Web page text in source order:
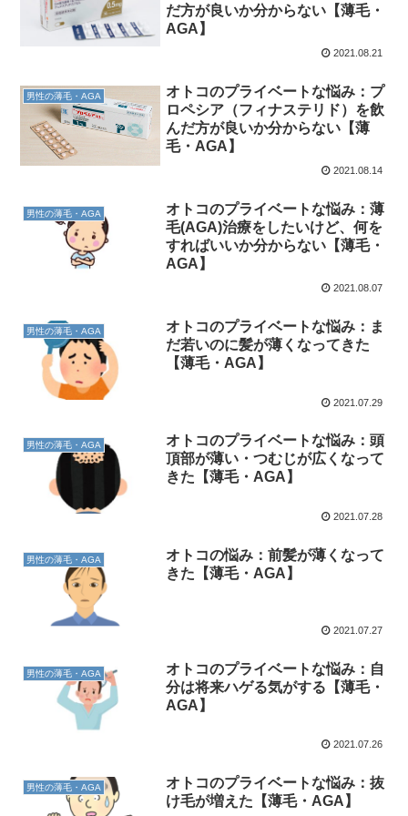
だ方が良いか分からない【薄毛・
AGA】
2021.08.21
男性の薄毛・AGA
オトコのプライベートな悩み：プ
ロペシア（フィナステリド）を飲
んだ方が良いか分からない【薄
毛・AGA】
2021.08.14
男性の薄毛・AGA
オトコのプライベートな悩み：薄
毛(AGA)治療をしたいけど、何を
すればいいか分からない【薄毛・
AGA】
2021.08.07
男性の薄毛・AGA
オトコのプライベートな悩み：ま
だ若いのに髪が薄くなってきた
【薄毛・AGA】
2021.07.29
男性の薄毛・AGA
オトコのプライベートな悩み：頭
頂部が薄い・つむじが広くなって
きた【薄毛・AGA】
2021.07.28
男性の薄毛・AGA
オトコの悩み：前髪が薄くなって
きた【薄毛・AGA】
2021.07.27
男性の薄毛・AGA
オトコのプライベートな悩み：自
分は将来ハゲる気がする【薄毛・
AGA】
2021.07.26
男性の薄毛・AGA
オトコのプライベートな悩み：抜
け毛が増えた【薄毛・AGA】